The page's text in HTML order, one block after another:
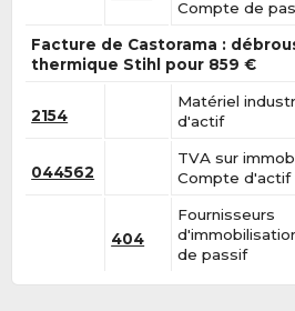
Compte de
Facture de Castorama :
thermique Stihl pour 859 €
2154
Matériel
d'actif
044562
TVA sur
Compte d'actif
404
Fournisseurs
de passif